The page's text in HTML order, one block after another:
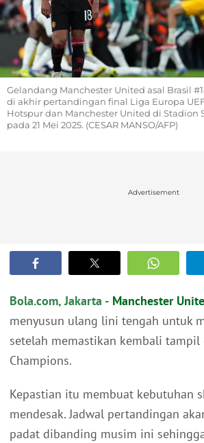
Gelandang Manchester United asal Brasil
di akhir pertandingan final Liga Europa
Hotspur dan Manchester United di Stadion
pada 21 Mei 2025. (CESAR MANSO/AFP)
Advertisement
Bola.com, Jakarta - Manchester
menyusun ulang lini tengah untuk
setelah memastikan kembali tampil
Champions.
Kepastian itu membuat kebutuhan
mendesak. Jadwal pertandingan
padat dibanding musim ini